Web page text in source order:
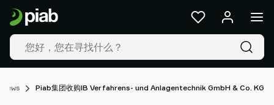
News Piab集团收购IB Verfahrens- und Anlagentechnik GmbH & Co. KG
产
品
及
解
决
案